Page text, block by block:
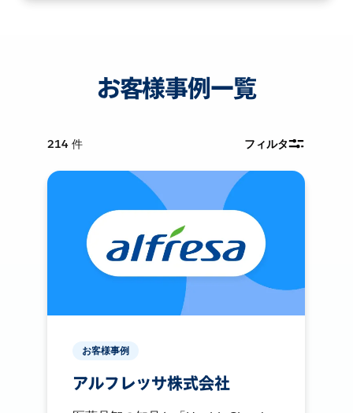
お客様事例一覧
214 件 フィルタ
お客様事例
アルフレッサ株式会社